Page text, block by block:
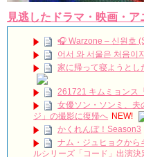
見逃したドラマ・映画・
🎧 Warzone – 신원호
어서 와 서울은 처음이
家に帰って寝ようとし
261721 キムミョンス
女優ソン・ソンミ、夫
ジ」の撮影に復帰へ NEW!
かくれんぼ！Season3
ナム・ジュヒョクか
ルシリーズ「コード」出演